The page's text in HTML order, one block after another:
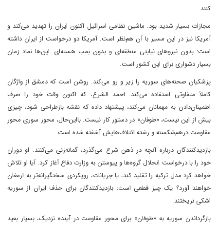
کنند.
مجازات بسیار شدید بود. ماشین نظامی اسرائیل اکنون ایران را تهدید می‌کند و
آمریکا نیز در این مسیر با آن هم‌نظر است. آمریکا دو درخواست از ایران داشته
است: بدون نیروهای نیابتی منطقه‌ای و بدون بمب هسته‌ای. این‌ها نماد زمان
بسیار دشواری برای این کشور است.
پزشکیان صحنه‌های سوریه را زیر و رو می‌کند. روشن است که دمشق از واژگان
کاملاً متفاوتی استفاده می‌کند. احمد الشرع، که اکنون وقت خود را صرف
اطمینان‌دادن به مهمانان می‌کند، پیشنهاد داده که نقشه بازطراحی شود، چیزی
بیش از این نیست، «طوفان» در دستور کار نیست. بااین‌حال، محور سوری محور
مقاومت درهم‌شکسته و رشته ائتلاف‌هایش آشفته شده است.
بازدیدکنندگان درباره آنچه در ذهن شرع می‌گذرد، گمانه‌زنی می‌کنند. او دوران
خود را با درخواست انحلال گروه‌ها و پیوستن به وزارت دفاع آغاز کرد. آیا او تلاش
خواهد کرد مدل ترکیه را تقلید کند، یا جریانات، رویکردی سختگیرانه‌تر به ارمغان
خواهند آورد؟ یک چیز قطعی است: بازدیدکنندگان برای حذف ایران از سوریه
اشکی نریختند.
بازگرداندن سوریه به «طوفان» برای محور مقاومت در آینده نزدیک، بسیار بعید